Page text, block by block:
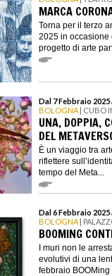
MARCA
Torna per il terzo
2025 in occasione
progetto di arte
Dal 7 Febbraio 2025
BOLOGNA | CUBO
UNA, DOPPIA,
DEL
È un viaggio tra
riflettere
tempo del Meta...
Dal 6 Febbraio 2025
BOLOGNA |
BOOMING
I muri non le
evolutivi di una
febbraio BOOMing